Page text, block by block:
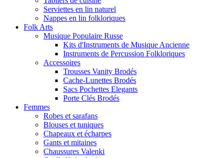
Serviettes en lin naturel
Nappes en lin folkloriques
Folk Arts
Musique Populaire Russe
Kits d'Instruments de Musique Ancienne
Instruments de Percussion Folkloriques
Accessoires
Trousses Vanity Brodés
Cache-Lunettes Brodés
Sacs Pochettes Elegants
Porte Clés Brodés
Femmes
Robes et sarafans
Blouses et tuniques
Chapeaux et écharpes
Gants et mitaines
Chaussures Valenki